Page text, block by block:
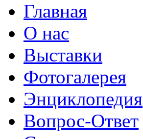
Главная
О нас
Выставки
Фотогалерея
Энциклопедия
Вопрос-Ответ